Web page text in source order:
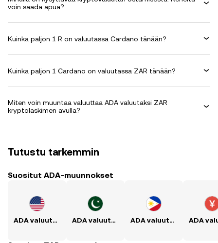
voin saada apua?
Kuinka paljon 1 R on valuutassa Cardano tänään?
Kuinka paljon 1 Cardano on valuutassa ZAR tänään?
Miten voin muuntaa valuuttaa ADA valuutaksi ZAR
kryptolaskimen avulla?
Tutustu tarkemmin
Suositut ADA-muunnokset
ADA valuutaksi USD ADA valuutaksi PKR ADA valuutaksi PHP